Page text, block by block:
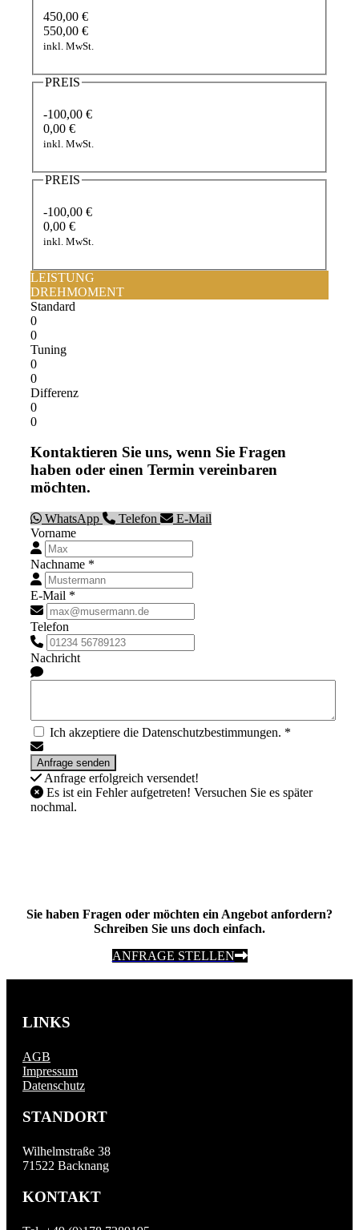
450,00 €
550,00 €
inkl. MwSt.
PREIS
-100,00 €
0,00 €
inkl. MwSt.
PREIS
-100,00 €
0,00 €
inkl. MwSt.
LEISTUNG
DREHMOMENT
Standard
0
0
Tuning
0
0
Differenz
0
0
Kontaktieren Sie uns, wenn Sie Fragen
haben oder einen Termin vereinbaren
möchten.
WhatsApp Telefon
E-Mail
Vorname
Nachname *
E-Mail *
Telefon
Nachricht
Ich akzeptiere die Datenschutzbestimmungen. *
Anfrage erfolgreich versendet!
Es ist ein Fehler aufgetreten! Versuchen Sie es später
nochmal.
Sie haben Fragen oder möchten ein Angebot anfordern?
Schreiben Sie uns doch einfach.
ANFRAGE STELLEN
LINKS
AGB
Impressum
Datenschutz
STANDORT
Wilhelmstraße 38
71522 Backnang
KONTAKT